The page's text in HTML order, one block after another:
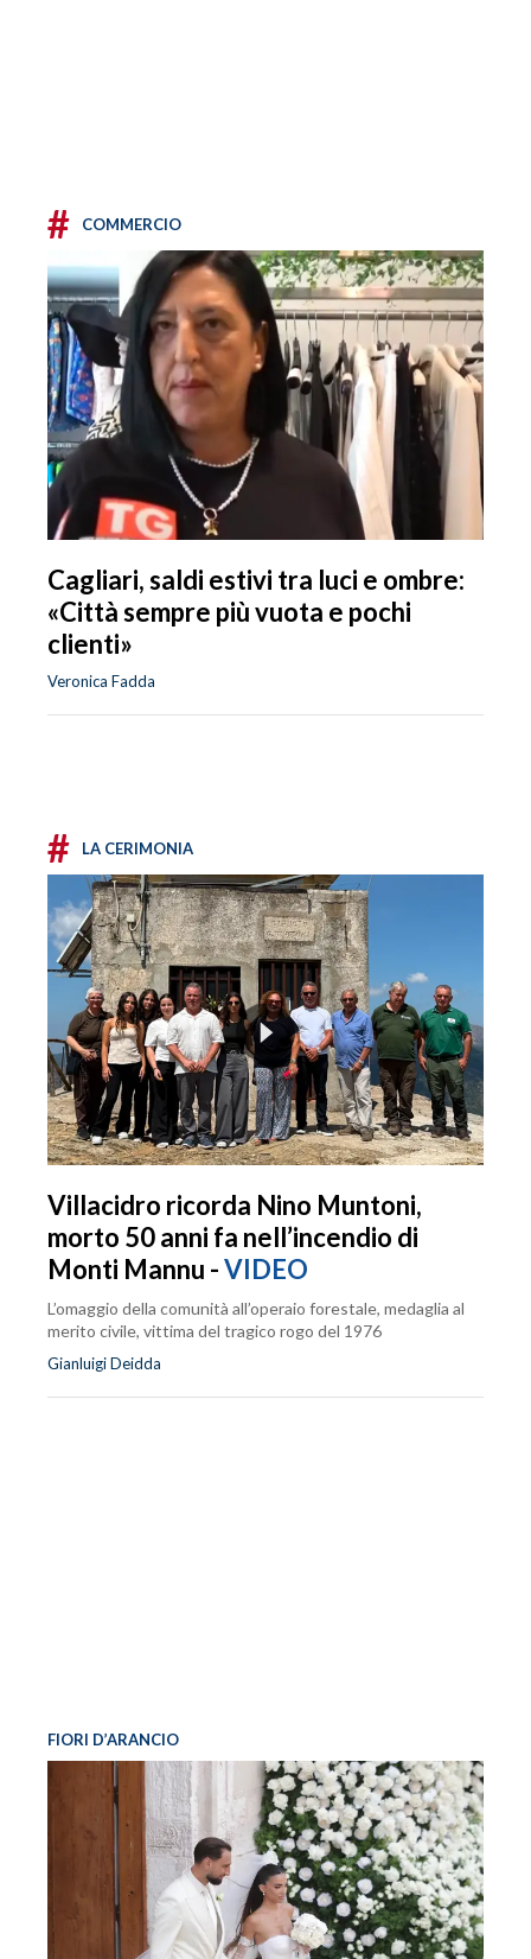
# COMMERCIO
Cagliari, saldi estivi tra luci e ombre:
«Città sempre più vuota e pochi
clienti»
Veronica Fadda
# LA CERIMONIA
Villacidro ricorda Nino Muntoni,
morto 50 anni fa nell’incendio di
Monti Mannu -VIDEO
L’omaggio della comunità all’operaio forestale, medaglia al
merito civile, vittima del tragico rogo del 1976
Gianluigi Deidda
FIORI D’ARANCIO